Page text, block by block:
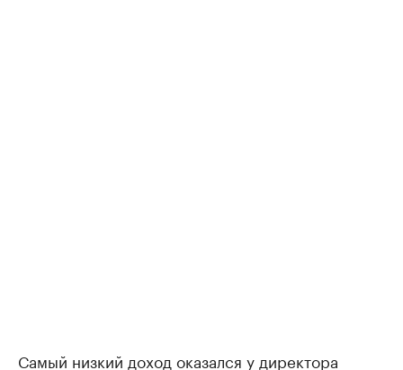
Самый низкий доход оказался у директора